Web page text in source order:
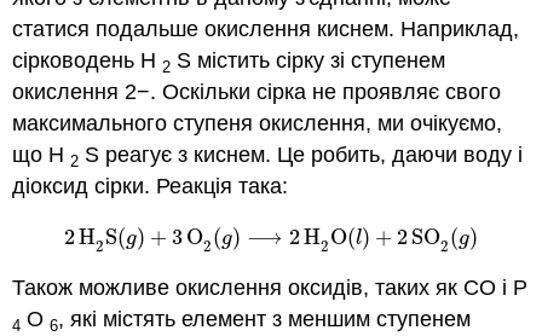
статися подальше окислення киснем. Наприклад,
сірководень H 2 S містить сірку зі ступенем
окислення 2−. Оскільки сірка не проявляє свого
максимального ступеня окислення, ми очікуємо,
що H 2 S реагує з киснем. Це робить, даючи воду і
діоксид сірки. Реакція така:
2H2 S(g) + 3 O2(g) ⟶ 2H2O(l) + 2SO2(g)
2H2S( g) + 3O2(g )⟶ 2H2O(l)+ 2SO2(g)
Також можливе окислення оксидів, таких як CO і P
4 O6, які містять елемент з меншим ступенем